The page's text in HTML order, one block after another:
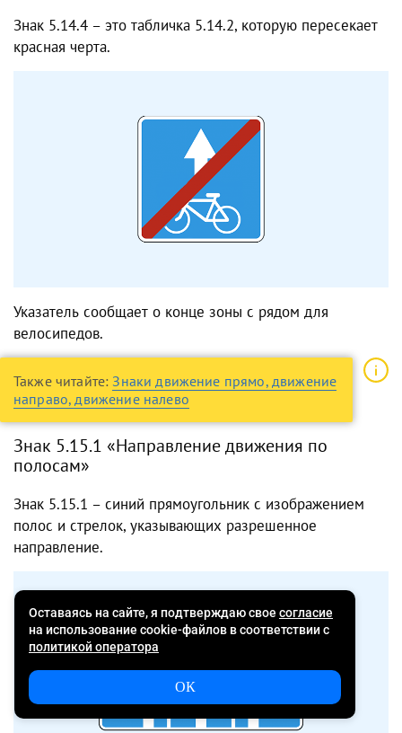
Знак 5.14.4 – это табличка 5.14.2, которую пересекает
красная черта.
Указатель сообщает о конце зоны с рядом для
велосипедов.
Также читайте:Знаки движение прямо, движение
направо, движение налево
Знак 5.15.1 «Направление движения по
полосам»
Знак 5.15.1 – синий прямоугольник с изображением
полос и стрелок, указывающих разрешенное
направление.